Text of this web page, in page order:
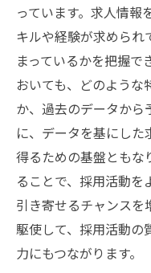
っています。求人情報
キルや経験が求められ
まっているかを把握で
おいても、どのような
か、過去のデータから
に、データを基にし
得るための基盤ともな
ることで、採用活動を
引き寄せるチャンスを
駆使して、採用活動の
力にもつながります。